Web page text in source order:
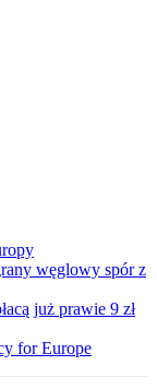
węglowy spór z
już prawie 9 zł
for Europe